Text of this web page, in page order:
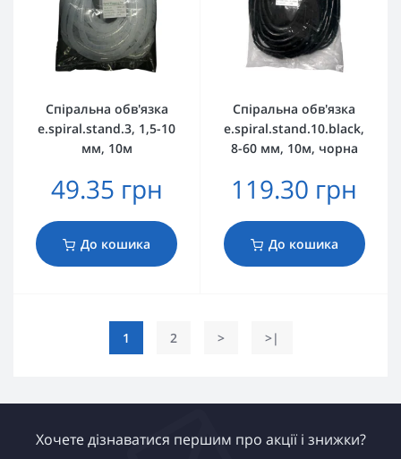
Спіральна обв'язка
e.spiral.stand.3, 1,5-10
мм, 10м
49.35 грн
До кошика
Спіральна обв'язка
e.spiral.stand.10.black,
8-60 мм, 10м, чорна
119.30 грн
До кошика
1 2 > >|
Хочете дізнаватися першим про акції і знижки?